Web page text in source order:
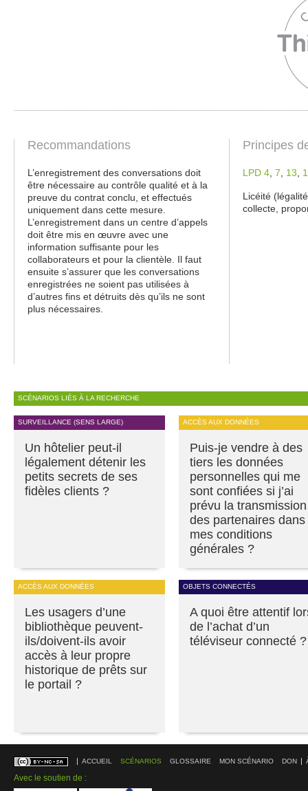
Recommandations
L’enregistrement des conversations doit
être nécessaire au contrôle qualité et à la
preuve du contrat conclu, et effectués
uniquement dans cette mesure.
L’enregistrement dans un centre d’appels
doit être mis en œuvre avec une
information suffisante pour les
collaborateurs et pour la clientèle. Il faut
ensuite s’assurer que les conversations
enregistrées ne soient pas utilisées à
d’autres fins et détruits dès qu’ils ne sont
plus nécessaires.
Principes
LPD 4 7 13
Licéité
collecte,
SCÉNARIOS LIÉS À LA RECHERCHE
SURVEILLANCE (SENS LARGE)
Un hôtelier peut-il
légalement détenir les
petits secrets de ses
fidèles clients ?
ACCÈS AUX DONNÉES
Puis-je vendre à des
tiers les données
personnelles qui me
sont confiées si j’ai
prévu la
des partenaires dans
mes conditions
générales ?
ACCÈS AUX DONNÉES
Les usagers d’une
bibliothèque peuvent-
ils/doivent-ils avoir
accès à leur propre
historique de prêts sur
le portail ?
OBJETS CONNECTÉS
A quoi être attentif
de l’achat d’un
téléviseur connecté ?
ACCUEIL SCÉNARIOS GLOSSAIRE MON SCÉNARIO DON
Avec le soutien de :